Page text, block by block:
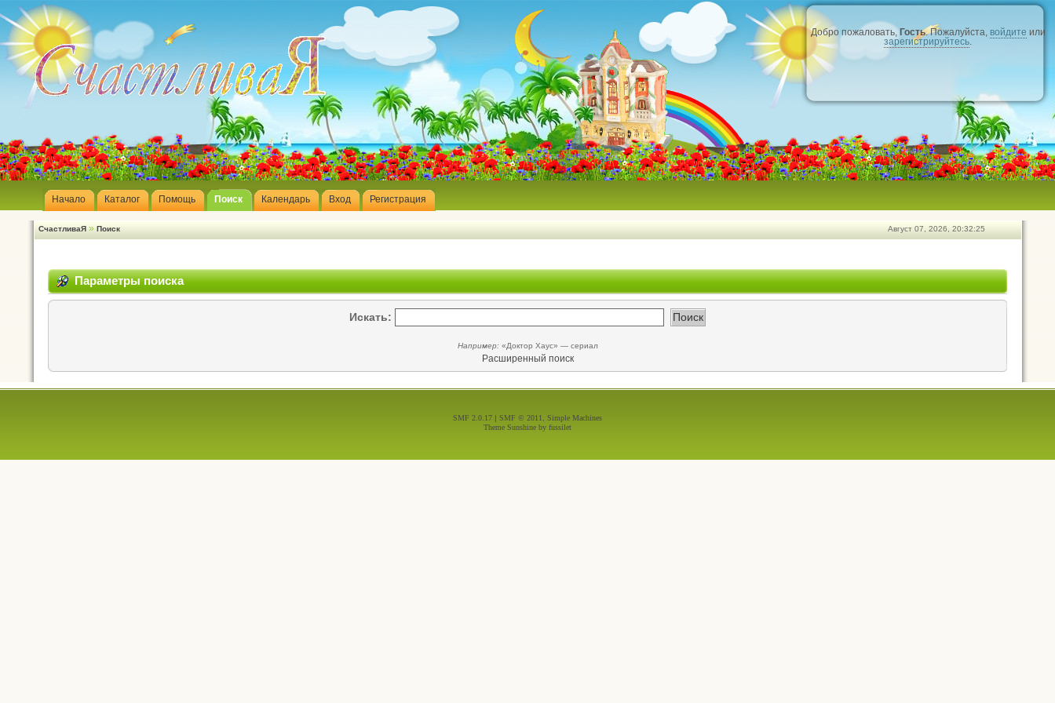
Добро пожаловать,Гость. Пожалуйста, войдите или
зарегистрируйтесь.
Начало Каталог Помощь Поиск Календарь Вход Регистрация
Август 07, 2026, 20:32:25
СчастливаЯ » Поиск
Параметры поиска
Искать:
Например: «Доктор Хаус» — сериал
Расширенный поиск
SMF 2.0.17 | SMF © 2011, Simple Machines
Theme Sunshine by fussilet